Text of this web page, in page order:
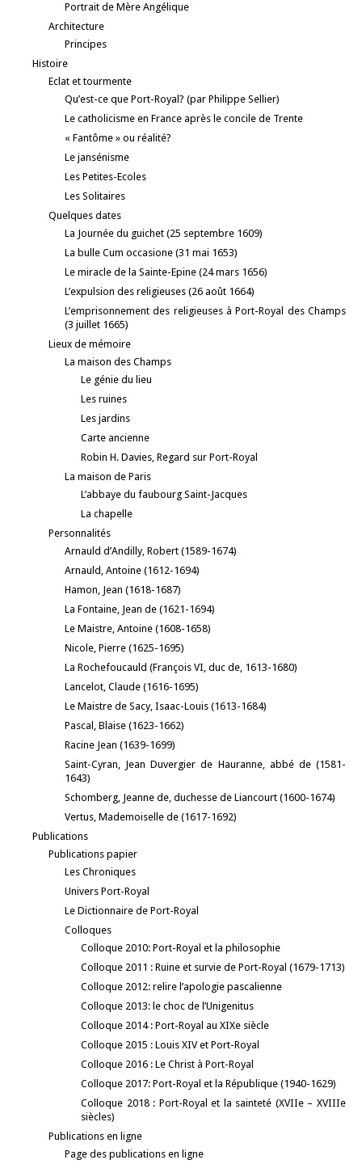
Portrait de Mère Angélique
Architecture
Principes
Histoire
Eclat et tourmente
Qu’est-ce que Port-Royal? (par Philippe Sellier)
Le catholicisme en France après le concile de Trente
« Fantôme » ou réalité?
Le jansénisme
Les Petites-Ecoles
Les Solitaires
Quelques dates
La Journée du guichet (25 septembre 1609)
La bulle Cum occasione (31 mai 1653)
Le miracle de la Sainte-Epine (24 mars 1656)
L’expulsion des religieuses (26 août 1664)
L’emprisonnement des religieuses à Port-Royal des Champs
(3 juillet 1665)
Lieux de mémoire
La maison des Champs
Le génie du lieu
Les ruines
Les jardins
Carte ancienne
Robin H. Davies, Regard sur Port-Royal
La maison de Paris
L’abbaye du faubourg Saint-Jacques
La chapelle
Personnalités
Arnauld d’Andilly, Robert (1589-1674)
Arnauld, Antoine (1612-1694)
Hamon, Jean (1618-1687)
La Fontaine, Jean de (1621-1694)
Le Maistre, Antoine (1608-1658)
Nicole, Pierre (1625-1695)
La Rochefoucauld (François VI, duc de, 1613-1680)
Lancelot, Claude (1616-1695)
Le Maistre de Sacy, Isaac-Louis (1613-1684)
Pascal, Blaise (1623-1662)
Racine Jean (1639-1699)
Saint-Cyran, Jean Duvergier de Hauranne, abbé de (1581-
1643)
Schomberg, Jeanne de, duchesse de Liancourt (1600-1674)
Vertus, Mademoiselle de (1617-1692)
Publications
Publications papier
Les Chroniques
Univers Port-Royal
Le Dictionnaire de Port-Royal
Colloques
Colloque 2010: Port-Royal et la philosophie
Colloque 2011 : Ruine et survie de Port-Royal (1679-1713)
Colloque 2012: relire l’apologie pascalienne
Colloque 2013: le choc de l’Unigenitus
Colloque 2014 : Port-Royal au XIXe siècle
Colloque 2015 : Louis XIV et Port-Royal
Colloque 2016 : Le Christ à Port-Royal
Colloque 2017: Port-Royal et la République (1940-1629)
Colloque 2018 : Port-Royal et la sainteté (XVIIe – XVIIIe
siècles)
Publications en ligne
Page des publications en ligne